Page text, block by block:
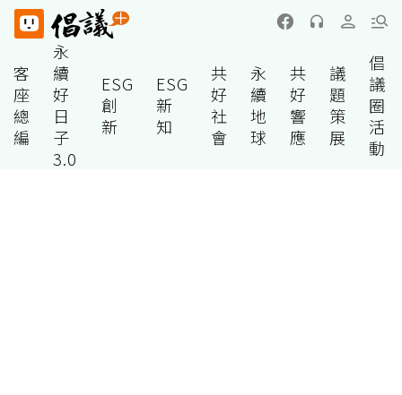
客
座
總
編
永
續
好
日
子
3.0
ESG
創
新
ESG
新
知
共
好
社
會
永
續
地
球
共
好
響
應
議
題
策
展
倡
議
圈
活
動